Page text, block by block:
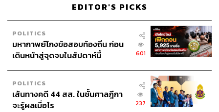
นพ.เหรียญทอง ได้กล่าวกับ ทพ.อรรถพร ว่า “คนเราโกรธกัน
ได้ เกลียดกันได้ แต่ถ้ามีเหตุผลวันหนึ่งเราก็สามารถคืนดีกัน
ได้”
EDITOR'S PICKS
POLITICS
มหากาพย์โกงข้อสอบท้องถิ่น ก่อน
เดินหน้าสู่จุดจบในสัปดาห์นี้
601
POLITICS
เส้นทางคดี 44 สส. ในชั้นศาลฎีกา
จะรู้ผลเมื่อไร
237